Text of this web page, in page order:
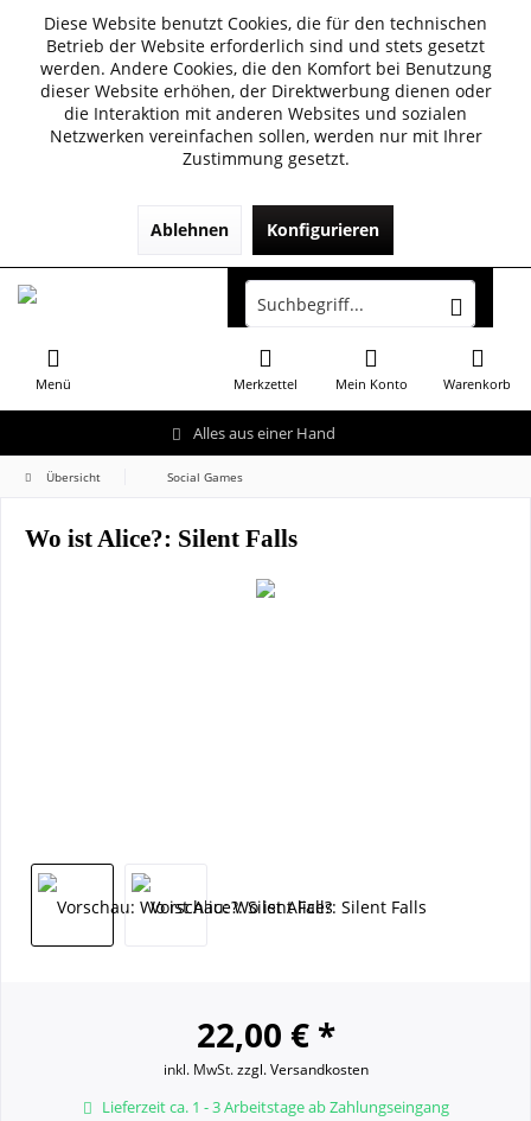
Diese Website benutzt Cookies, die für den technischen
Betrieb der Website erforderlich sind und stets gesetzt
werden. Andere Cookies, die den Komfort bei Benutzung
dieser Website erhöhen, der Direktwerbung dienen oder
die Interaktion mit anderen Websites und sozialen
Netzwerken vereinfachen sollen, werden nur mit Ihrer
Zustimmung gesetzt.
Ablehnen Konfigurieren
Alles aus einer Hand
Menü Warenkorb
Merkzettel Mein Konto
Übersicht Social Games
Wo ist Alice?: Silent Falls
22,00 € *
inkl. MwSt.zzgl. Versandkosten
Lieferzeit ca. 1 - 3 Arbeitstage ab Zahlungseingang